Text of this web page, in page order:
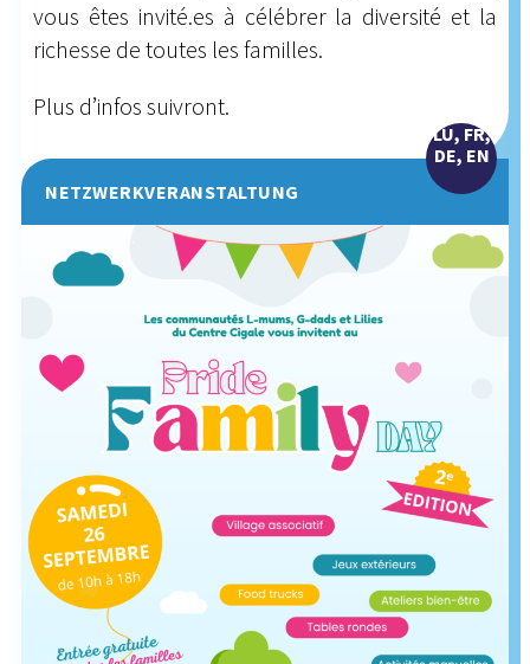
vous êtes invité.es à célébrer la diversité et la
richesse de toutes les familles.
Plus d’infos suivront.
NETZWERKVERANSTALTUNG
LU, FR,
DE, EN